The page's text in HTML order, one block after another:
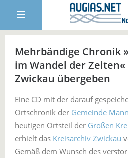
Mehrbändige Chronik
im Wandel der
Zwickau übergeben
Eine CD mit der darauf
Ortschronik der Gemeinde
heutigen Ortsteil der Großen
erhielt das Kreisarchiv Zwickau
Gemäß dem Wunsch des